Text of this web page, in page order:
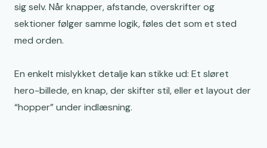
sig selv. Når knapper, afstande, overskrifter og
sektioner følger samme logik, føles det som et sted
med orden.
En enkelt mislykket detalje kan stikke ud: Et sløret
hero-billede, en knap, der skifter stil, eller et layout der
“hopper” under indlæsning.